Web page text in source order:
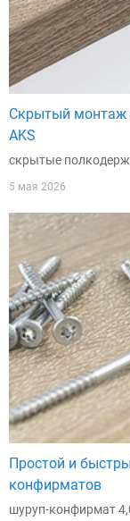
Скрытый монтаж
AKS
скрытые
5 мая 2026
Простой и
конфирматов
шуруп-конфирмат